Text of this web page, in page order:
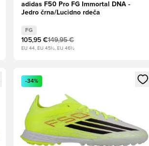
adidas F50 Pro FG Immortal DNA -
Jedro črna/Lucidno rdeča
FG
105,95 €149,95 €
EU 44, EU 45½, EU 46½
Odpre Modal za prijavo ali vpis kot član
-34%